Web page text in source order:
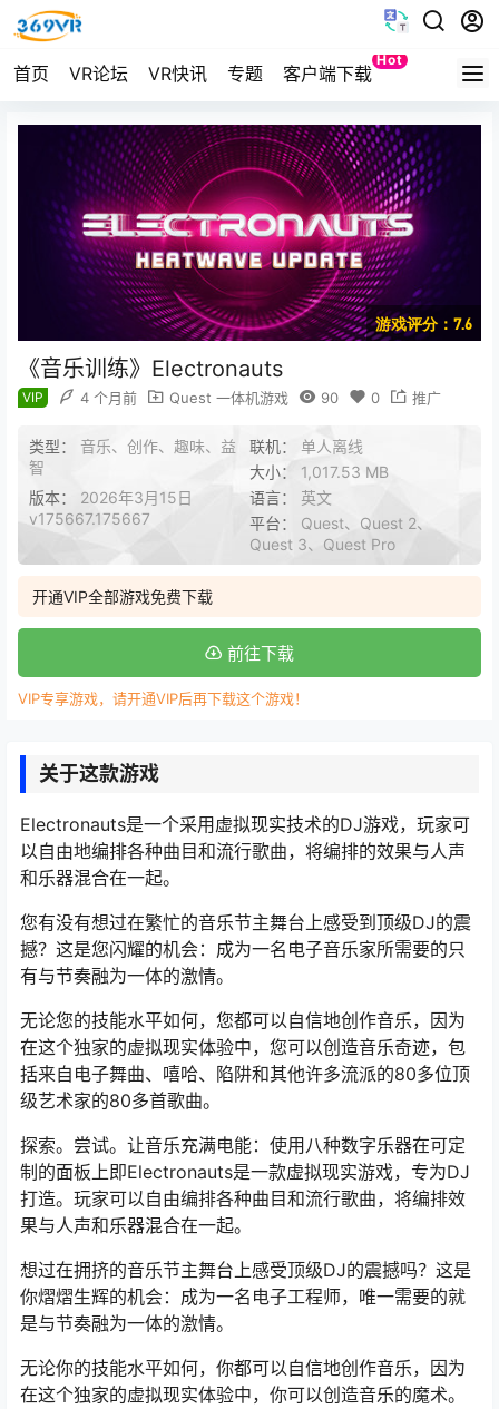
首页 VR论坛 VR快讯 专题 客户端下载
Hot
Quest
游戏评分：7.6
《音乐训练》Electronauts
VIP 4 个月前 Quest 一体机游戏 90 0 推广
类型： 音乐、创作、趣味、益
智
联机： 单人离线
大小： 1,017.53 MB
版本： 2026年3月15日
v175667.175667
语言： 英文
平台： Quest、Quest 2、
Quest 3、Quest Pro
开通VIP全部游戏免费下载
前往下载
VIP专享游戏，请开通VIP后再下载这个游戏！
关于这款游戏
Electronauts是一个采用虚拟现实技术的DJ游戏，玩家可
以自由地编排各种曲目和流行歌曲，将编排的效果与人声
和乐器混合在一起。
您有没有想过在繁忙的音乐节主舞台上感受到顶级DJ的震
撼？这是您闪耀的机会：成为一名电子音乐家所需要的只
有与节奏融为一体的激情。
无论您的技能水平如何，您都可以自信地创作音乐，因为
在这个独家的虚拟现实体验中，您可以创造音乐奇迹，包
括来自电子舞曲、嘻哈、陷阱和其他许多流派的80多位顶
级艺术家的80多首歌曲。
探索。尝试。让音乐充满电能：使用八种数字乐器在可定
制的面板上即Electronauts是一款虚拟现实游戏，专为DJ
打造。玩家可以自由编排各种曲目和流行歌曲，将编排效
果与人声和乐器混合在一起。
想过在拥挤的音乐节主舞台上感受顶级DJ的震撼吗？这是
你熠熠生辉的机会：成为一名电子工程师，唯一需要的就
是与节奏融为一体的激情。
无论你的技能水平如何，你都可以自信地创作音乐，因为
在这个独家的虚拟现实体验中，你可以创造音乐的魔术。